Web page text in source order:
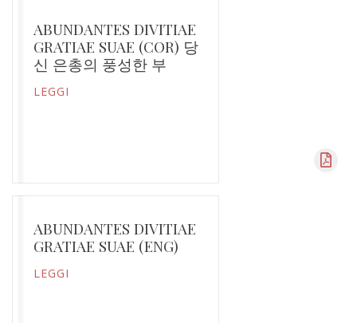
ABUNDANTES DIVITIAE
GRATIAE SUAE (COR) 당
신 은총의 풍성한 부
LEGGI
ABUNDANTES DIVITIAE
GRATIAE SUAE (ENG)
LEGGI